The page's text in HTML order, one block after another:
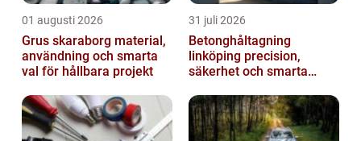
01 augusti 2026
Grus skaraborg material,
användning och smarta
val för hållbara projekt
31 juli 2026
Betonghåltagning
linköping precision,
säkerhet och smarta